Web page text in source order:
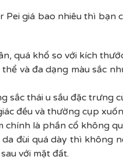
Pei giá bao nhiêu thì
quá khổ so với kích
và đa dạng màu sắc
sắc thái u sầu đặc trưng
đều và thường cụp
chính là phần cổ không
đùi quá dày thì không
với mặt đất.